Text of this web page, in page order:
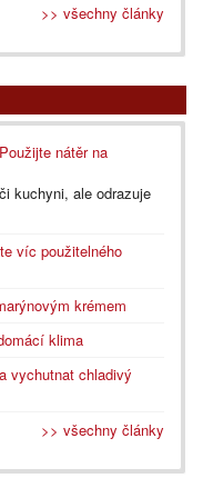
>> všechny články
nátěr na
kuchyni, ale odrazuje
víc použitelného
krémem
klima
vychutnat chladivý
>> všechny články